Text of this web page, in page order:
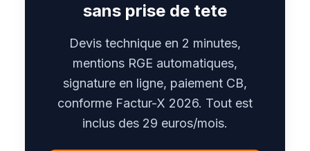
sans prise de tete
Devis technique en 2 minutes,
mentions RGE automatiques,
signature en ligne, paiement CB,
conforme Factur-X 2026. Tout est
inclus des 29 euros/mois.